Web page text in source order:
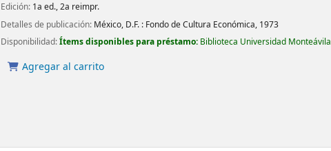
Edición: 1a ed., 2a reimpr.
Detalles de publicación: México, D.F. : Fondo de Cultura Económica, 1973
Disponibilidad:Ítems disponibles para préstamo: Biblioteca Universidad Monteávila
Agregar al carrito